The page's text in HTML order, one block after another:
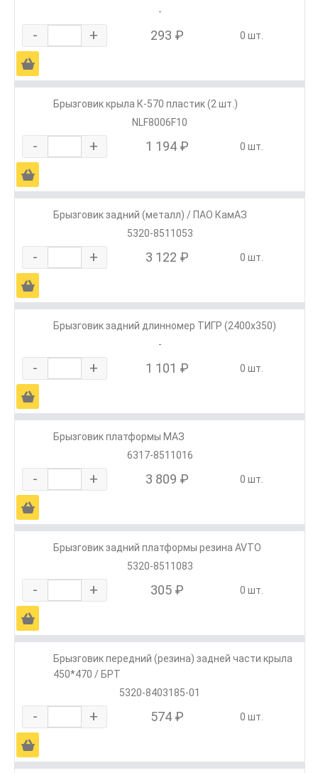
-
- + 293 ₽ 0 шт.
Ä
Брызговик крыла К-570 пластик (2 шт.)
NLF8006F10
- + 1 194 ₽ 0 шт.
Ä
Брызговик задний (металл) / ПАО КамАЗ
5320-8511053
- + 3 122 ₽ 0 шт.
Ä
Брызговик задний длинномер ТИГР (2400х350)
-
- + 1 101 ₽ 0 шт.
Ä
Брызговик платформы МАЗ
6317-8511016
- + 3 809 ₽ 0 шт.
Ä
Брызговик задний платформы резина AVTO
5320-8511083
- + 305 ₽ 0 шт.
Ä
Брызговик передний (резина) задней части крыла
450*470 / БРТ
5320-8403185-01
- + 574 ₽ 0 шт.
Ä